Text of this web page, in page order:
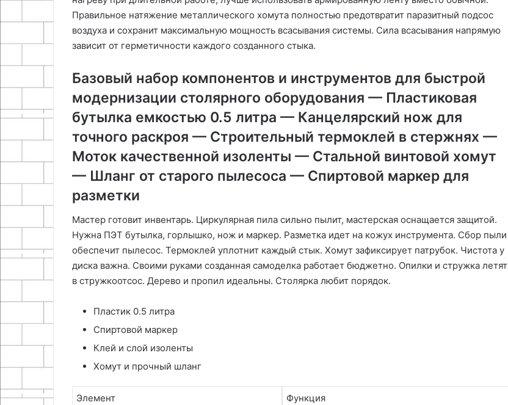
Правильное натяжение металлического хомута полностью предотвратит паразитный подсос
воздуха и сохранит максимальную мощность всасывания системы. Сила всасывания напрямую
зависит от герметичности каждого созданного стыка.
Базовый набор компонентов и инструментов для быстрой
модернизации столярного оборудования — Пластиковая
бутылка емкостью 0.5 литра — Канцелярский нож для
точного раскроя — Строительный термоклей в стержнях —
Моток качественной изоленты — Стальной винтовой хомут
— Шланг от старого пылесоса — Спиртовой маркер для
разметки
Мастер готовит инвентарь. Циркулярная пила сильно пылит, мастерская оснащается защитой.
Нужна ПЭТ бутылка, горлышко, нож и маркер. Разметка идет на кожух инструмента. Сбор пыли
обеспечит пылесос. Термоклей уплотнит каждый стык. Хомут зафиксирует патрубок. Чистота у
диска важна. Своими руками созданная самоделка работает бюджетно. Опилки и стружка летят
в стружкоотсос. Дерево и пропил идеальны. Столярка любит порядок.
Пластик 0.5 литра
Спиртовой маркер
Клей и слой изоленты
Хомут и прочный шланг
Элемент Функция